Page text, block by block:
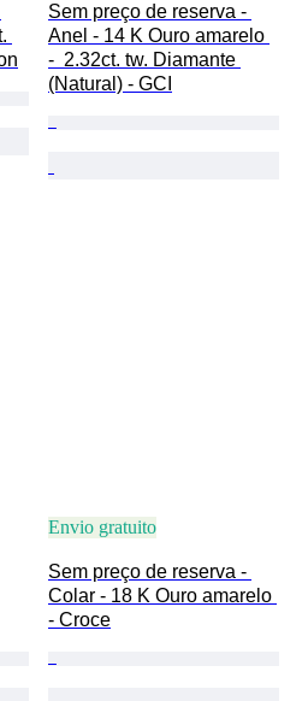
Sem preço de reserva -
Anel - 14 K Ouro amarelo
-  2.32ct. tw. Diamante
(Natural) - GCI
Envio gratuito
Sem preço de reserva -
Colar - 18 K Ouro amarelo
- Croce